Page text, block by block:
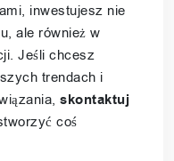
inwestujesz nie
ale również w
Jeśli chcesz
trendach i
skontaktuj
coś